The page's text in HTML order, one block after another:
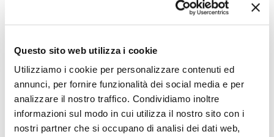
Questo sito web utilizza i cookie
Utilizziamo i cookie per personalizzare contenuti ed
annunci, per fornire funzionalità dei social media e per
analizzare il nostro traffico. Condividiamo inoltre
informazioni sul modo in cui utilizza il nostro sito con i
nostri partner che si occupano di analisi dei dati web,
Blocco Sideboard low
Larghezza:230cm